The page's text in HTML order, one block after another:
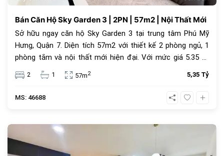
Bán Căn Hộ Sky Garden 3 | 2PN | 57m2 | Nội Thất Mới
Sở hữu ngay căn hộ Sky Garden 3 tại trung tâm Phú Mỹ
Hưng, Quận 7. Diện tích 57m2 với thiết kế 2 phòng ngủ, 1
phòng tắm và nội thất mới hiện đại. Với mức giá 5.35 tỷ
đồng, đây là lựa chọn an cư lý tưởng hoặc đầu tư cho
thuê sinh lời cao trong cộng đồng văn minh.
2 1 57m2 5,35 Tỷ
MS: 46688